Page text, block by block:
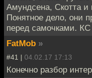
Амундсена, Скотта
Понятное дело, они
перед самочками. КС
FatMob »
#41 | 04.02.17 17:13
Конечно разбор